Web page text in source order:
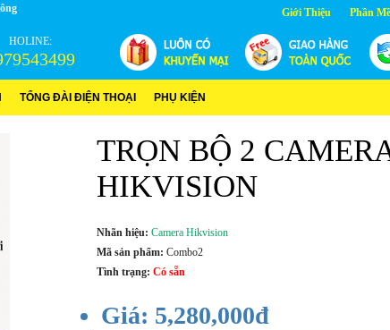
Giới Thiệu Phần
HOLINE:
TỔNG ĐÀI ĐIỆN THOẠI PHỤ KIỆN
TRỌN BỘ 2
HIKVISION
Nhãn hiệu: Camera Hikvision
Mã sản phẩm: Combo2
Tình trạng: Có sẵn
Giá: 5,280,000đ